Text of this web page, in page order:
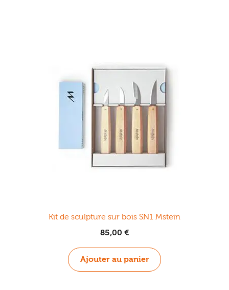
Kit de sculpture sur bois SN1 Mstein
85,00 €
Ajouter au panier